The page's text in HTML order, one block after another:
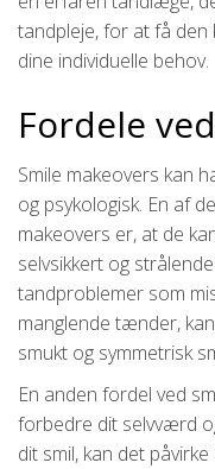
tandpleje, for at få den
dine individuelle behov.
Fordele
Smile makeovers kan
og psykologisk. En af
makeovers er, at de
selvsikkert og
tandproblemer som
manglende tænder,
smukt og symmetrisk
En anden fordel ved
forbedre dit selvværd
dit smil, kan det